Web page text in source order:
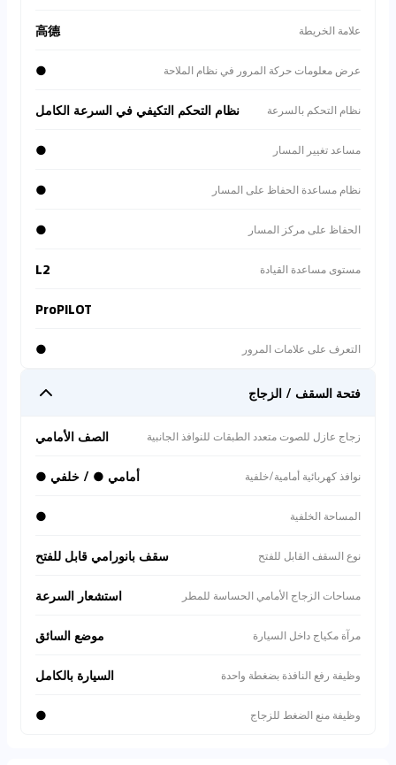
علامة الخريطة 高德
عرض معلومات حركة المرور في نظام الملاحة ●
نظام التحكم بالسرعة نظام التحكم التكيفي في السرعة الكامل
مساعد تغيير المسار ●
نظام مساعدة الحفاظ على المسار ●
الحفاظ على مركز المسار ●
مستوى مساعدة القيادة L2
ProPILOT
التعرف على علامات المرور ●
فتحة السقف / الزجاج
زجاج عازل للصوت متعدد الطبقات للنوافذ الجانبية الصف الأمامي
نوافذ كهربائية أمامية/خلفية أمامي ● / خلفي ●
المساحة الخلفية ●
نوع السقف القابل للفتح سقف بانورامي قابل للفتح
مساحات الزجاج الأمامي الحساسة للمطر استشعار السرعة
مرآة مكياج داخل السيارة موضع السائق
وظيفة رفع النافذة بضغطة واحدة السيارة بالكامل
وظيفة منع الضغط للزجاج ●